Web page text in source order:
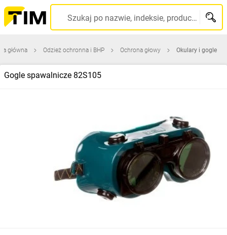
Szukaj po nazwie, indeksie, producencie, kodzie kreskowym...
główna Odzież ochronna i BHP Ochrona głowy Okulary i gogle
Gogle spawalnicze 82S105